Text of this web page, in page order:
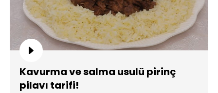
Kavurma ve salma usulü pirinç
pilavı tarifi!